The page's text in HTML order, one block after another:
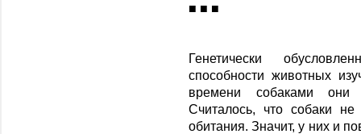
■ ■ ■
Генетически
способности животных
времени собаками они
Считалось, что собаки
обитания. Значит, у них и